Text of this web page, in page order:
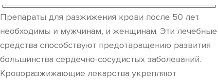
Препараты для разжижения крови после 50 лет
необходимы и мужчинам, и женщинам. Эти лечебные
средства способствуют предотвращению развития
большинства сердечно-сосудистых заболеваний.
Кроворазжижающие лекарства укрепляют